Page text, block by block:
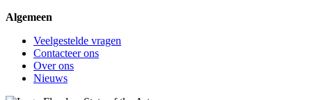
Algemeen
Veelgestelde vragen
Contacteer ons
Over ons
Nieuws